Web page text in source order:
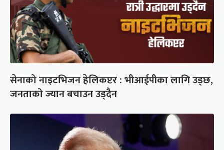
सेनाको नाइटभिजन हेलिकप्टर : भीआईपीका लागि उड्छ,
जनताको ज्यान बचाउन उड्दैन